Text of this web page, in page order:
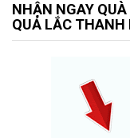
NHẬN NGAY
QUẢ LẮC THANH